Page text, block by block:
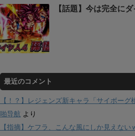
【話題】今は完全に
最近のコメント
【！？】レジェンズ新キャラ「サイボーグ
啪导航 より
【指摘】ケフラ、こんな風にしか見えない